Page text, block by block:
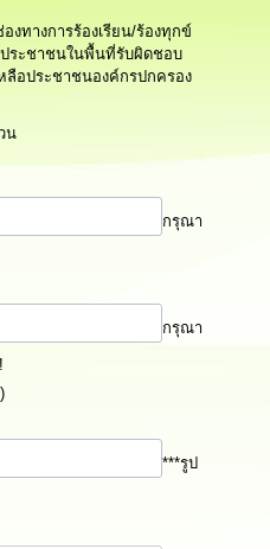
องทางการร้องเรียน/ร้องทุกข์
ระชาชนในพื้นที่รับผิดชอบ
ลือประชาชนองค์กรปกครอง
น
กรุณา
กรุณา
***รูป